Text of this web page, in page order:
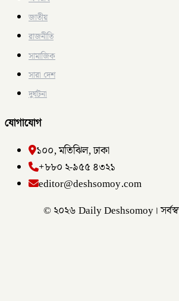
জাতীয়
রাজনীতি
সামাজিক
সারা দেশ
দুর্ঘটনা
যোগাযোগ
১০০, মতিঝিল, ঢাকা
+৮৮০ ২-৯৫৫ ৪৩২১
editor@deshsomoy.com
© ২০২৬ Daily Deshsomoy।